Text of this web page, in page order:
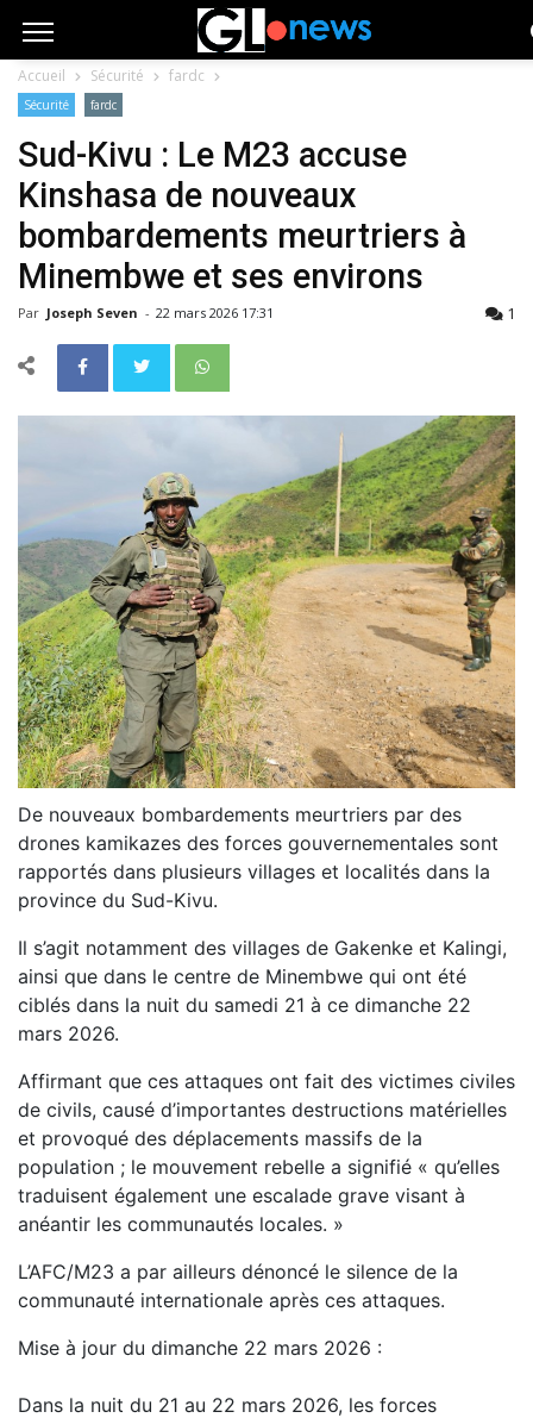
Accueil Sécurité fardc
Sécurité fardc
Sud-Kivu : Le M23 accuse
Kinshasa de nouveaux
bombardements meurtriers à
Minembwe et ses environs
Par Joseph Seven - 22 mars 2026 17:31 1
De nouveaux bombardements meurtriers par des
drones kamikazes des forces gouvernementales sont
rapportés dans plusieurs villages et localités dans la
province du Sud-Kivu.
Il s’agit notamment des villages de Gakenke et Kalingi,
ainsi que dans le centre de Minembwe qui ont été
ciblés dans la nuit du samedi 21 à ce dimanche 22
mars 2026.
Affirmant que ces attaques ont fait des victimes civiles
de civils, causé d’importantes destructions matérielles
et provoqué des déplacements massifs de la
population ; le mouvement rebelle a signifié « qu’elles
traduisent également une escalade grave visant à
anéantir les communautés locales. »
L’AFC/M23 a par ailleurs dénoncé le silence de la
communauté internationale après ces attaques.
Mise à jour du dimanche 22 mars 2026 :
Dans la nuit du 21 au 22 mars 2026, les forces